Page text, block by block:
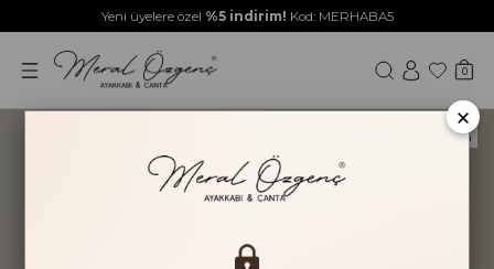
Yeni üyelere özel %5 indirim! Kod: MERHABA5
0
Yeni Ürün
×